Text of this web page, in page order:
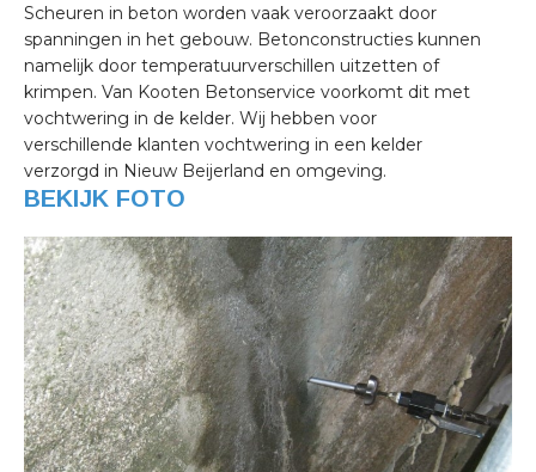
Scheuren in beton worden vaak veroorzaakt door
spanningen in het gebouw. Betonconstructies kunnen
namelijk door temperatuurverschillen uitzetten of
krimpen. Van Kooten Betonservice voorkomt dit met
vochtwering in de kelder. Wij hebben voor
verschillende klanten vochtwering in een kelder
verzorgd in Nieuw Beijerland en omgeving.
BEKIJK FOTO